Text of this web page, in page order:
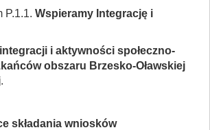
P.1.1. Wspieramy Integrację i
i aktywności społeczno-
obszaru Brzesko-Oławskiej
.
składania wniosków